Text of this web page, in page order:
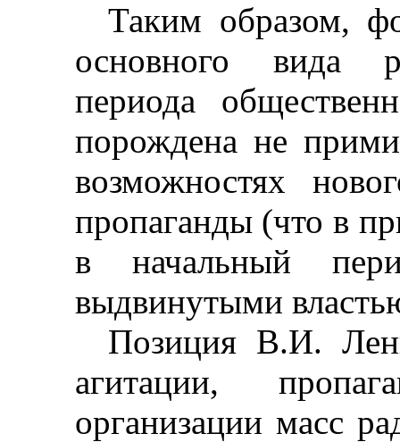
Таким образом,
основного вида
периода
порождена не
возможностях
пропаганды (что в
в начальный
выдвинутыми
Позиция В.И.
агитации,
организации масс